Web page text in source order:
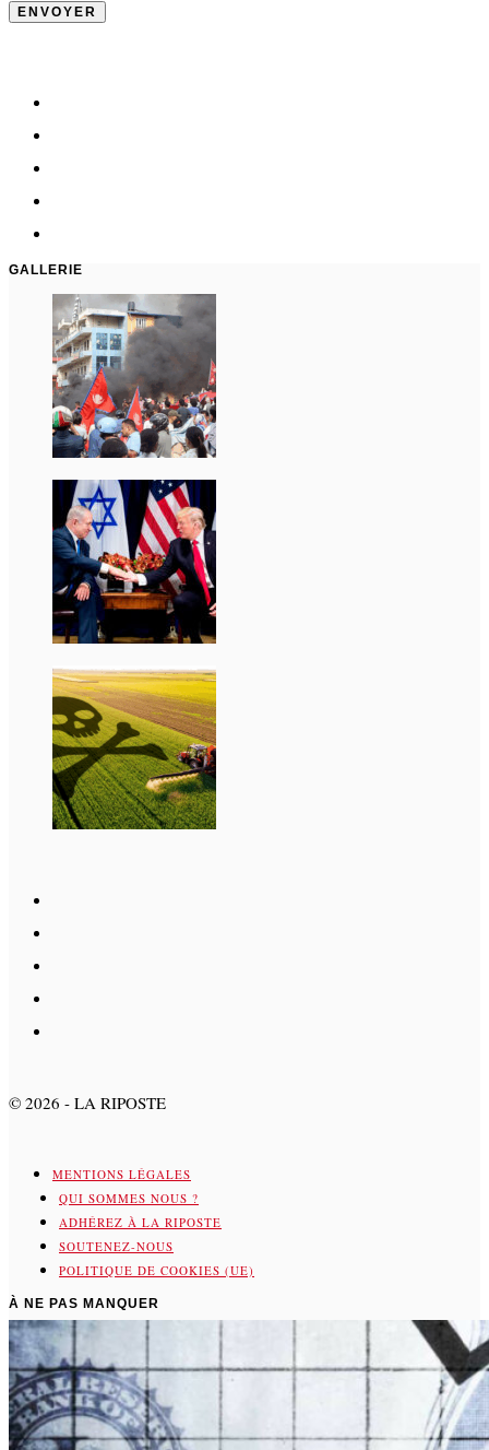
GALLERIE
© 2026 - LA RIPOSTE
MENTIONS LÉGALES
QUI SOMMES NOUS ?
ADHÉREZ À LA RIPOSTE
SOUTENEZ-NOUS
POLITIQUE DE COOKIES (UE)
À NE PAS MANQUER